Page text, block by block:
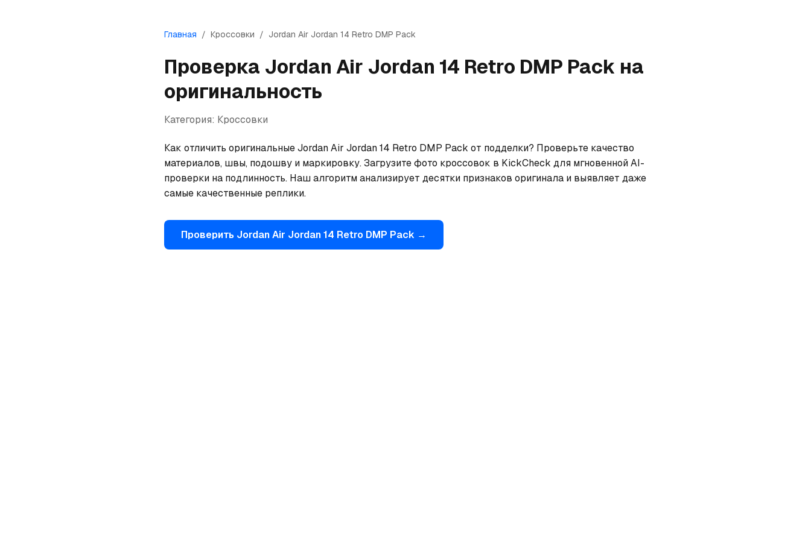
Главная / Кроссовки / Jordan Air Jordan 14 Retro DMP Pack
Проверка Jordan Air Jordan 14 Retro DMP Pack на
оригинальность
Категория: Кроссовки
Как отличить оригинальные Jordan Air Jordan 14 Retro DMP Pack от подделки? Проверьте качество
материалов, швы, подошву и маркировку. Загрузите фото кроссовок в KickCheck для мгновенной AI-
проверки на подлинность. Наш алгоритм анализирует десятки признаков оригинала и выявляет даже
самые качественные реплики.
Проверить JordanAir Jordan 14 Retro DMP Pack →